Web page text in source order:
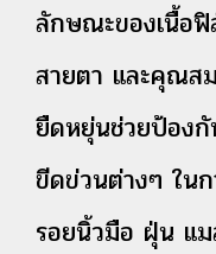
ลักษณะของเนื้อ
สายตา และคุณส
ยืดหยุ่นช่วยป้อง
ขีดข่วนต่างๆ ในก
รอยนิ้วมือ ฝุ่น แ